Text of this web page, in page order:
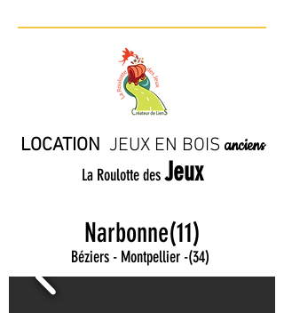
LOCATION JEUX EN BOIS anciens
La Roulotte des Jeux
Narbonne(11)
Béziers - Montpellier -(34)